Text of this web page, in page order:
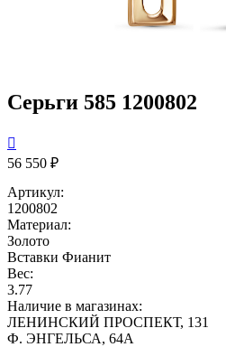
Серьги 585 1200802

56 550 ₽
Артикул:
1200802
Материал:
Золото
Вставки Фианит
Вес:
3.77
Наличие в магазинах:
ЛЕНИНСКИЙ ПРОСПЕКТ, 131
Ф. ЭНГЕЛЬСА, 64А